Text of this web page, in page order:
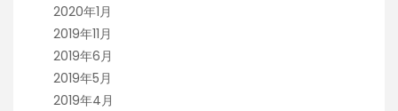
2020年1月
2019年11月
2019年6月
2019年5月
2019年4月